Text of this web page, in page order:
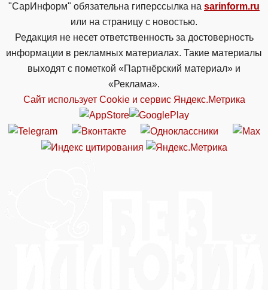
"СарИнформ" обязательна гиперссылка на sarinform.ru
или на страницу с новостью.
Редакция не несет ответственность за достоверность
информации в рекламных материалах. Такие материалы
выходят с пометкой «Партнёрский материал» и
«Реклама».
Сайт использует Cookie и сервиc Яндекс.Метрика